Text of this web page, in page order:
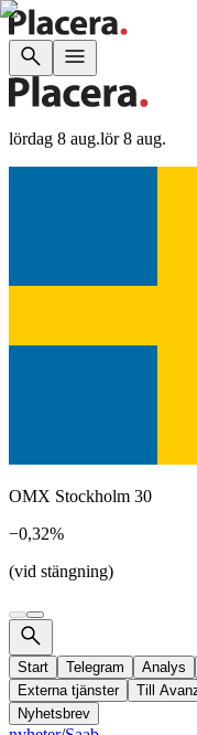
lördag 8 aug.lör 8 aug.
OMX Stockholm 30
−0,32%
(vid stängning)
Start Telegram Analys
Externa tjänster
Till
Nyhetsbrev